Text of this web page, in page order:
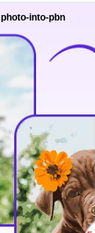
photo-into-pbn